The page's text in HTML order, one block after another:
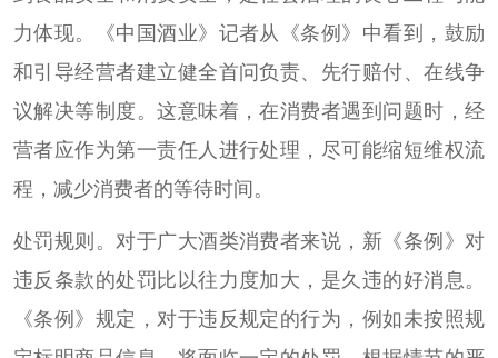
力体现。《中国酒业》记者从《条例》中看到，鼓励
和引导经营者建立健全首问负责、先行赔付、在线争
议解决等制度。这意味着，在消费者遇到问题时，经
营者应作为第一责任人进行处理，尽可能缩短维权流
程，减少消费者的等待时间。
处罚规则。对于广大酒类消费者来说，新《条例》对
违反条款的处罚比以往力度加大，是久违的好消息。
《条例》规定，对于违反规定的行为，例如未按照规